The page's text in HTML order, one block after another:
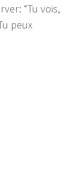
“Tu vois,
peux